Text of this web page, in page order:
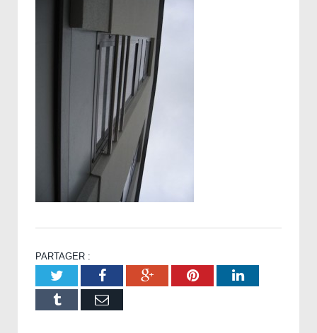
PARTAGER :
TwitterFacebookGoogle+PinterestLinkedIn
Tumblr Email